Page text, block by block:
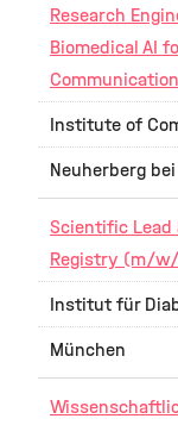
Research
Biomedical AI
Institute of
Neuherberg
Scientific Lead
Registry (m/
Institut für
München